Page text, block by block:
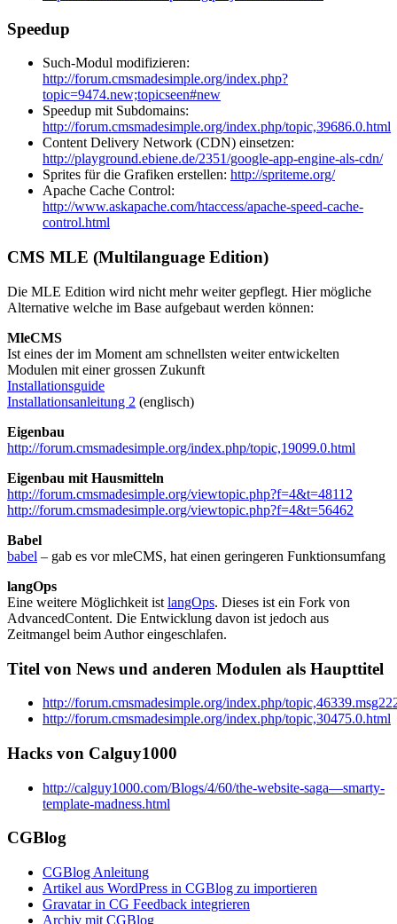
Speedup
Such-Modul modifizieren:
http://forum.cmsmadesimple.org/index.php?
topic=9474.new;topicseen#new
Speedup mit Subdomains:
http://forum.cmsmadesimple.org/index.php/topic,39686.0.html
Content Delivery Network (CDN) einsetzen:
http://playground.ebiene.de/2351/google-app-engine-als-cdn/
Sprites für die Grafiken erstellen: http://spriteme.org/
Apache Cache Control:
http://www.askapache.com/htaccess/apache-speed-cache-
control.html
CMS MLE (Multilanguage Edition)
Die MLE Edition wird nicht mehr weiter gepflegt. Hier mögliche
Alternative welche im Base aufgebaut werden können:
MleCMS
Ist eines der im Moment am schnellsten weiter entwickelten
Modulen mit einer grossen Zukunft
Installationsguide
Installationsanleitung 2 (englisch)
Eigenbau
http://forum.cmsmadesimple.org/index.php/topic,19099.0.html
Eigenbau mit Hausmitteln
http://forum.cmsmadesimple.org/viewtopic.php?f=4&t=48112
http://forum.cmsmadesimple.org/viewtopic.php?f=4&t=56462
Babel
babel – gab es vor mleCMS, hat einen geringeren Funktionsumfang
langOps
Eine weitere Möglichkeit ist langOps. Dieses ist ein Fork von
AdvancedContent. Die Entwicklung davon ist jedoch aus
Zeitmangel beim Author eingeschlafen.
Titel von News und anderen Modulen als Haupttitel
http://forum.cmsmadesimple.org/index.php/
http://forum.cmsmadesimple.org/index.php/topic,30475.0.html
Hacks von Calguy1000
http://calguy1000.com/Blogs/4/60/the-website-saga—smarty-
template-madness.html
CGBlog
CGBlog Anleitung
Artikel aus WordPress in CGBlog zu importieren
Gravatar in CG Feedback integrieren
Archiv mit CGBlog